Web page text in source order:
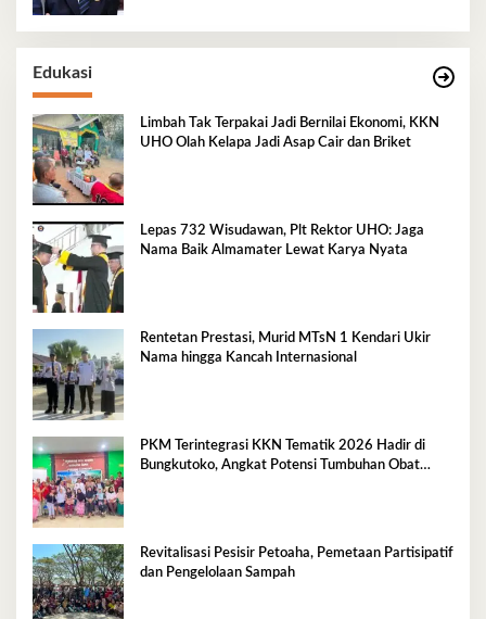
Edukasi
Limbah Tak Terpakai Jadi Bernilai Ekonomi, KKN
UHO Olah Kelapa Jadi Asap Cair dan Briket
Lepas 732 Wisudawan, Plt Rektor UHO: Jaga
Nama Baik Almamater Lewat Karya Nyata
Rentetan Prestasi, Murid MTsN 1 Kendari Ukir
Nama hingga Kancah Internasional
PKM Terintegrasi KKN Tematik 2026 Hadir di
Bungkutoko, Angkat Potensi Tumbuhan Obat
Revitalisasi Pesisir Petoaha, Pemetaan Partisipatif
dan Pengelolaan Sampah